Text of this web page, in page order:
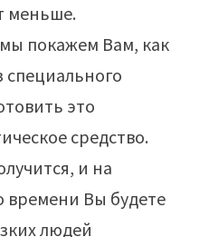
меньше.
покажем Вам, как
специального
это
средство.
и на
времени Вы будете
людей